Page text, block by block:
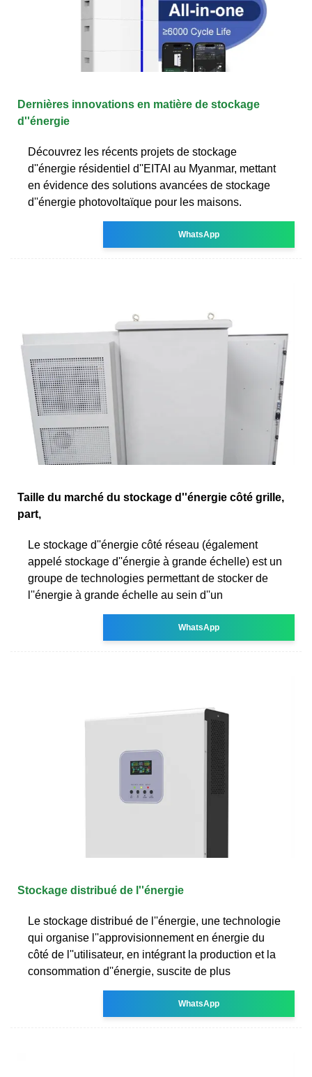
Dernières innovations en matière de stockage
d''énergie
Découvrez les récents projets de stockage
d''énergie résidentiel d''EITAI au Myanmar, mettant
en évidence des solutions avancées de stockage
d''énergie photovoltaïque pour les maisons.
WhatsApp
Taille du marché du stockage d''énergie côté grille,
part,
Le stockage d''énergie côté réseau (également
appelé stockage d''énergie à grande échelle) est un
groupe de technologies permettant de stocker de
l''énergie à grande échelle au sein d''un
WhatsApp
Stockage distribué de l''énergie
Le stockage distribué de l''énergie, une technologie
qui organise l''approvisionnement en énergie du
côté de l''utilisateur, en intégrant la production et la
consommation d''énergie, suscite de plus
WhatsApp